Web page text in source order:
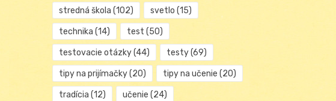
stredná škola (102) svetlo (15)
technika (14) test (50)
testovacie otázky(44) testy(69)
tipy na prijímačky(20) tipy na učenie (20)
tradícia (12) učenie (24)